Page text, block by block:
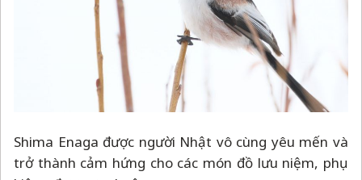
Shima Enaga được người Nhật vô cùng yêu mến và
trở thành cảm hứng cho các món đồ lưu niệm, phụ